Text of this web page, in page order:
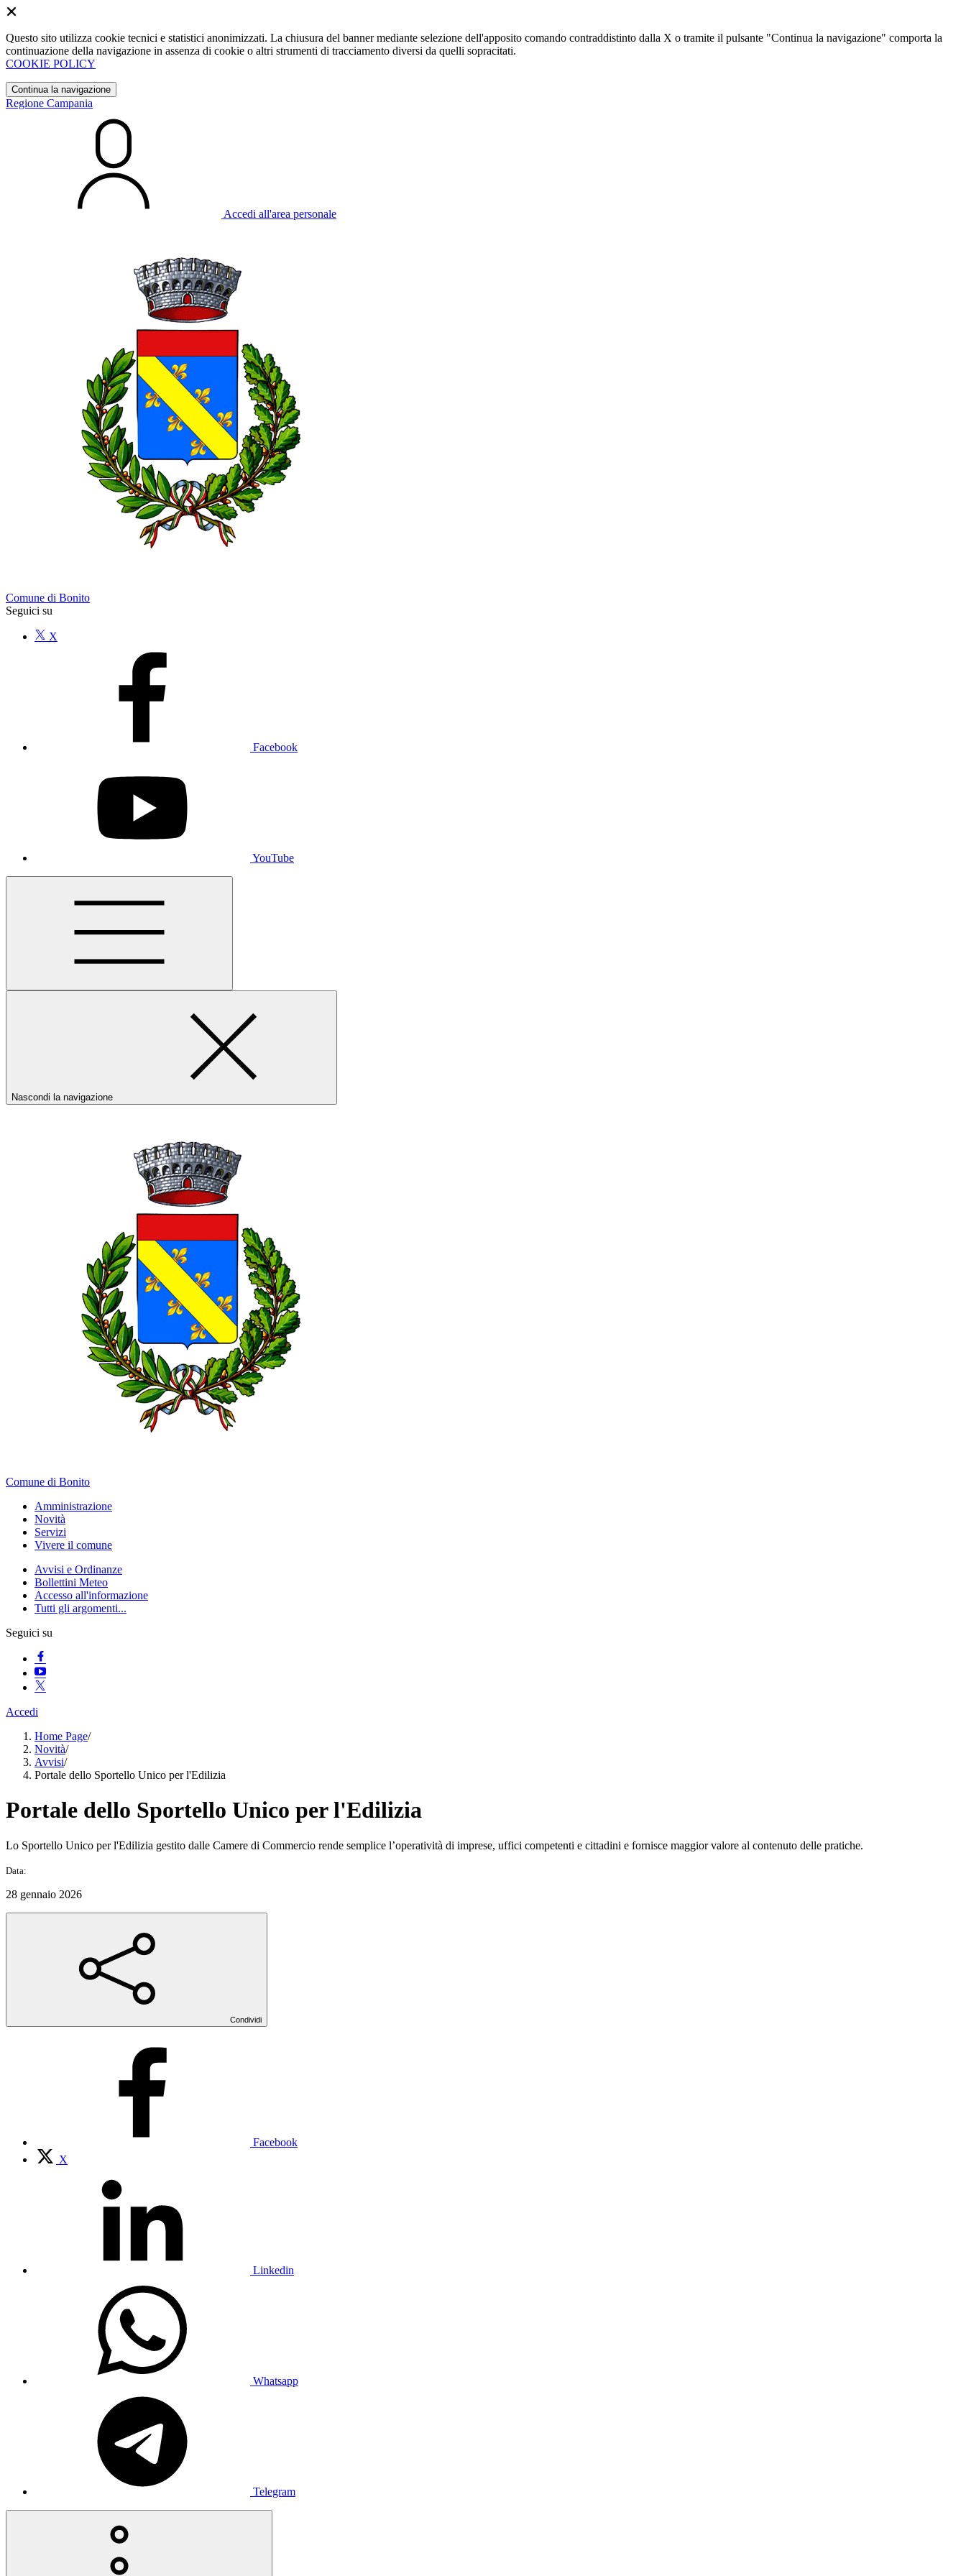
Questo sito utilizza cookie tecnici e statistici anonimizzati. La chiusura del banner mediante selezione dell'apposito comando contraddistinto dalla X o tramite il pulsante "Continua la navigazione" comporta la
continuazione della navigazione in assenza di cookie o altri strumenti di tracciamento diversi da quelli sopracitati.
COOKIE POLICY
Continua la navigazione
Regione Campania
Accedi all'area personale
Comune di Bonito
Seguici su
X
Facebook
YouTube
Nascondi la navigazione
Comune di Bonito
Amministrazione
Novità
Servizi
Vivere il comune
Avvisi e Ordinanze
Bollettini Meteo
Accesso all'informazione
Tutti gli argomenti...
Seguici su
Accedi
Home Page/
Novità/
Avvisi/
Portale dello Sportello Unico per l'Edilizia
Portale dello Sportello Unico per l'Edilizia
Lo Sportello Unico per l'Edilizia gestito dalle Camere di Commercio rende semplice l’operatività di imprese, uffici competenti e cittadini e fornisce maggior valore al contenuto delle pratiche.
Data:
28 gennaio 2026
Condividi
Facebook
X
Linkedin
Whatsapp
Telegram